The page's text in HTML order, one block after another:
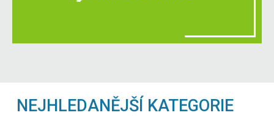
NEJHLEDANĚJŠÍ KATEGORIE